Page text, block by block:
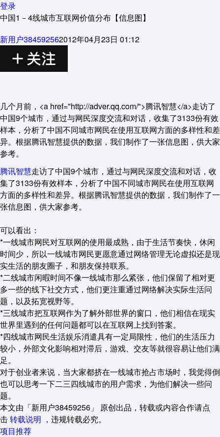
登录
中国1－4线城市互联网价值分布【信息图】
新用户384592562012年04月23日 01:12
几个月前，<a href="http://adver.qq.com/">腾讯智慧</a>走访了
中国9个城市，通过与网民深度交流和对话，收集了3133份有效
样本，分析了中国不同城市网民在使用互联网方面的多样性和差
异。根据腾讯智慧提供的数据，我们制作了一张信息图，供大家
参考。
腾讯智慧走访了中国9个城市，通过与网民深度交流和对话，收
集了3133份有效样本，分析了中国不同城市网民在使用互联网
方面的多样性和差异。根据腾讯智慧提供的数据，我们制作了一
张信息图，供大家参考。
可以看出：
*一线城市网民对互联网的使用最成熟，由于生活节奏快，休闲
时间少，所以一线城市网民更愿意通过网络管理无论虚拟还是现
实生活的朋友圈子，和朋友保持联系。
*二线城市闲暇时间不像一线城市那么紧张，他们保留了相对更
多一些的线下社交方式，他们更注重通过网络解决实际生活问
题，以及拓宽视野等。
*三线城市把互联网作为了解外部世界的窗口，他们相信在现实
世界里遇到的任何问题都可以在互联网上找到答案。
*四线城市网民生活娱乐消遣具有一定局限性，他们的生活压力
较小，外部文化影响相对滞后，游戏、交友等就很容易让他们满
足。
对于创业者来说，当大家都挤在一线城市抢占市场时，我觉得倒
也可以思考一下二三四线城市的用户需求，为他们解决一些问
题。
本文由「新用户38459256 」 原创出品，转载或内容合作请点
击转载说明 ，违规转载必究。
项目推荐